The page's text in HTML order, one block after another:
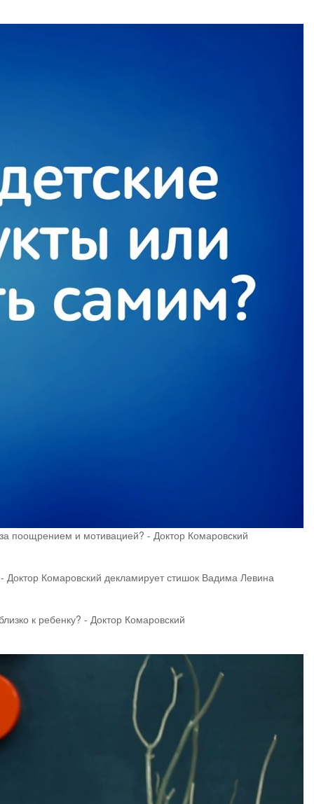
поощрением и мотивацией? - Доктор Комаровский
Комаровский декламирует стишок Вадима Левина
к ребенку? - Доктор Комаровский